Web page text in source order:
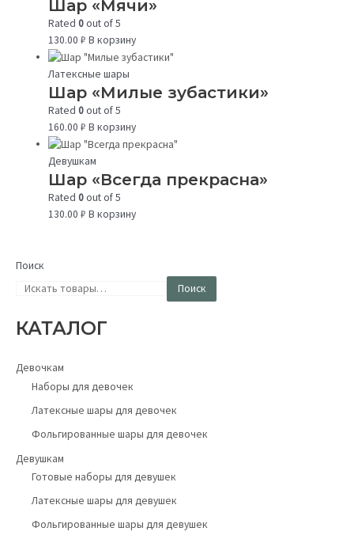
Поиск
Поиск
КАТАЛОГ
Девочкам
Наборы для девочек
Латексные шары для девочек
Фольгированные шары для девочек
Девушкам
Готовые наборы для девушек
Латексные шары для девушек
Фольгированные шары для девушек
Шар «Мячи»
Rated0out of 5
130.00₽ В корзину
Латексные шары
Шар «Милые зубастики»
Rated0out of 5
160.00₽ В корзину
Девушкам
Шар «Всегда прекрасна»
Rated0out of 5
130.00₽ В корзину